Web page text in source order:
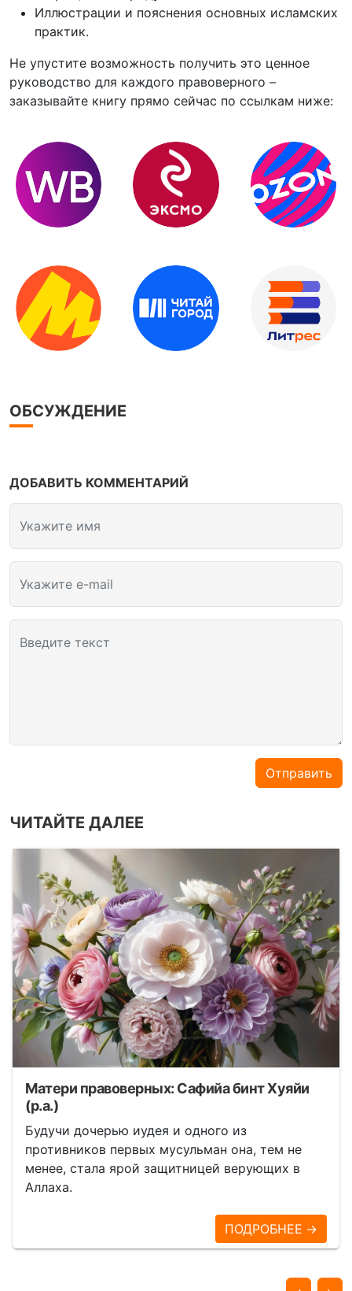
Иллюстрации и пояснения основных исламских
практик.
Не упустите возможность получить это ценное
руководство для каждого правоверного –
заказывайте книгу прямо сейчас по ссылкам ниже:
ОБСУЖДЕНИЕ
ДОБАВИТЬ КОММЕНТАРИЙ
Укажите имя
Укажите e-mail
Введите текст
Отправить
ЧИТАЙТЕ ДАЛЕЕ
Матери правоверных: Сафийа бинт Хуяйи
(р.а.)
Будучи дочерью иудея и одного из
противников первых мусульман она, тем не
менее, стала ярой защитницей верующих в
Аллаха.
ПОДРОБНЕЕ →